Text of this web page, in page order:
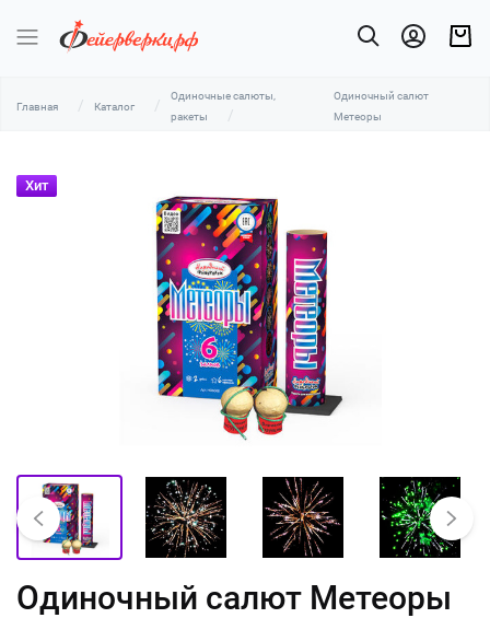
Главная Каталог
Одиночные салюты,
ракеты
Одиночный салют
Метеоры
Хит
Одиночный салют Метеоры